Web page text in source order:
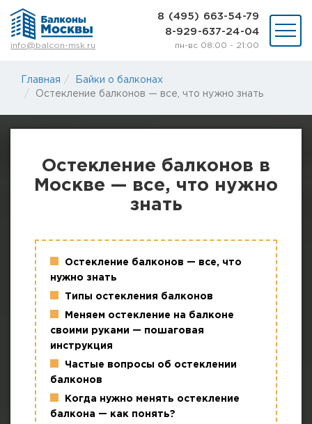
info@balcon-msk.ru
8 (495) 663-54-79
8-929-637-24-04
пн-вс 08:00 - 21:00
Ремонт
Утепление
Отделка
Цены
Примеры работ
8-929-637-24-04
г. Москва, просп. Мира, 211 корп.2
Главная
Байки о балконах
Остекление балконов — все, что нужно знать
Остекление балконов в
Москве — все, что нужно
знать
Остекление балконов — все, что
нужно знать
Типы остекления балконов
Меняем остекление на балконе
своими руками — пошаговая
инструкция
Частые вопросы об остеклении
балконов
Когда нужно менять остекление
балкона — как понять?